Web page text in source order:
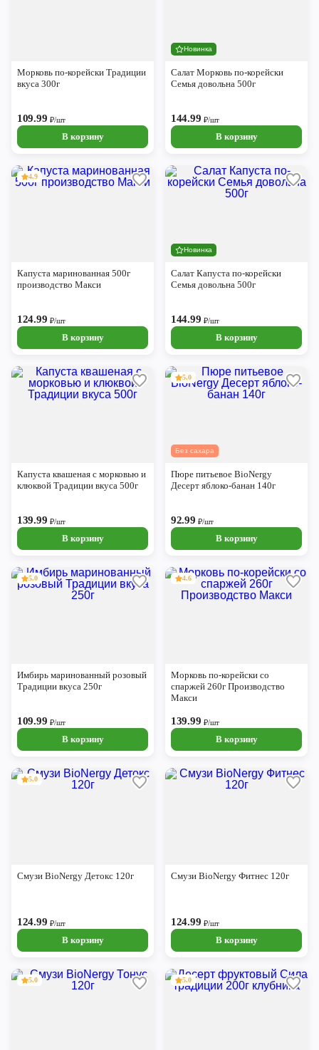
Морковь по-корейски Традиции
вкуса 300г
109.99 ₽/шт
В корзину
Новинка
Салат Морковь по-корейски
Семья довольна 500г
144.99 ₽/шт
В корзину
4.9
Капуста маринованная 500г
производство Макси
124.99 ₽/шт
В корзину
Новинка
Салат Капуста по-корейски
Семья довольна 500г
144.99 ₽/шт
В корзину
Капуста квашеная с морковью и
клюквой Традиции вкуса 500г
139.99 ₽/шт
В корзину
Без сахара
5.0
Пюре питьевое BioNergy
Десерт яблоко-банан 140г
92.99₽/шт
В корзину
5.0
Имбирь маринованный розовый
Традиции вкуса 250г
109.99 ₽/шт
В корзину
4.6
Морковь по-корейски со
спаржей 260г Производство
Макси
139.99 ₽/шт
В корзину
5.0
Смузи BioNergy Детокс 120г
124.99 ₽/шт
В корзину
Смузи BioNergy Фитнес 120г
124.99 ₽/шт
В корзину
5.0 5.0